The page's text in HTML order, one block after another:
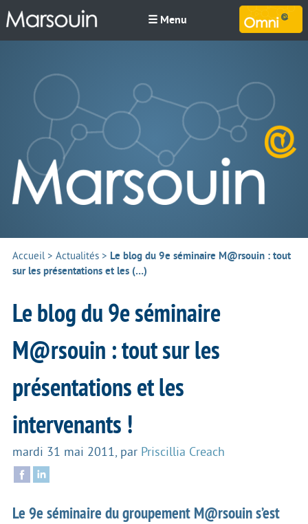
☰ Menu
Accueil> Actualités > Le blog du 9e séminaire M@rsouin : tout
sur les présentations et les (…)
Le blog du 9e séminaire
M@rsouin : tout sur les
présentations et les
intervenants !
mardi 31 mai 2011, par Priscillia Creach
Le 9e séminaire du groupement M@rsouin s’est